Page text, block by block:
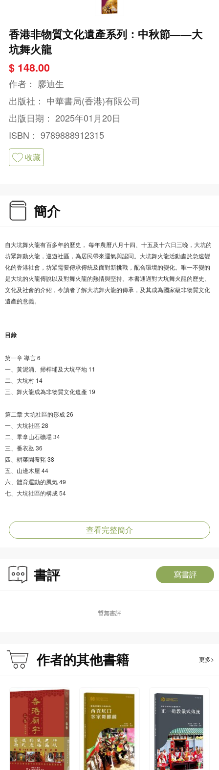
香港非物質文化遺產系列：中秋節——大
坑舞火龍
$ 148.00
作者： 廖迪生
出版社： 中華書局(香港)有限公司
出版日期： 2025年01月20日
ISBN： 9789888912315
收藏
簡介
自大坑舞火龍有百多年的歷史， 每年農曆八月十四、十五及十六日三晚，大坑的
坊眾舞動火龍，巡遊社區，為居民帶來運氣與認同。大坑舞火龍活動處於急速變
化的香港社會，坊眾需要傳承傳統及面對新挑戰，配合環境的變化。唯一不變的
是大坑的火龍傳說以及對舞火龍的熱情與堅持。本書通過對大坑舞火龍的歷史、
文化及社會的介紹，令讀者了解大坑舞火龍的傳承，及其成為國家級非物質文化
遺產的意義。
目錄
第一章 導言 6
一、黃泥涌、掃桿埔及大坑平地 11
二、大坑村 14
三、舞火龍成為非物質文化遺產 19
第二章 大坑社區的形成 26
一、大坑社區 28
二、畢拿山石礦場 34
三、番衣氹 36
四、耕菜園養豬 38
五、山邊木屋 44
六、體育運動的風氣 49
七、大坑社區的構成 54
一、大坑蓮花宮 60
二、火龍開光儀式 64
五、筲箕灣譚公誕 67
六、自發性的地方活動 72
四、福利會會址 85
五、賑災工作 86
八、興建會所大樓 91
九、維繫社區 92
第五章 百多年的變化 94
一、舞火龍的意義 96
二、早期的舞火龍 98
三、大坑夜龍會 100
查看完整簡介
書評 寫書評
暫無書評
作者的其他書籍 更多>